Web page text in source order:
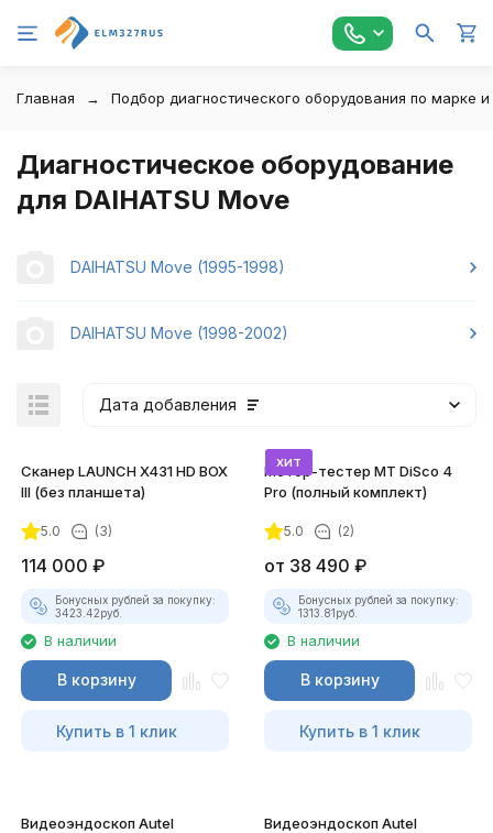
Главная Подбор диагностического оборудования по марке
Диагностическое оборудование
для DAIHATSU Move
DAIHATSU Move (1995-1998)
DAIHATSU Move (1998-2002)
Дата добавления
Сканер LAUNCH X431 HD BOX
III (без планшета)
5.0 (3)
114 000 ₽
Бонусных рублей за покупку:
3423.42руб.
В наличии
В корзину
Купить в 1 клик
хит
Мотор-тестер MT DiSco 4
Pro (полный комплект)
5.0 (2)
от 38 490 ₽
Бонусных рублей за покупку:
1313.81руб.
В наличии
В корзину
Купить в 1 клик
Видеоэндоскоп Autel
Видеоэндоскоп Autel